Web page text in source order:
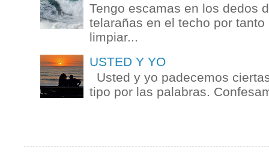
Tengo escamas en los dedos
telarañas en el techo por
limpiar...
USTED Y YO
Usted y yo padecemos
tipo por las palabras.